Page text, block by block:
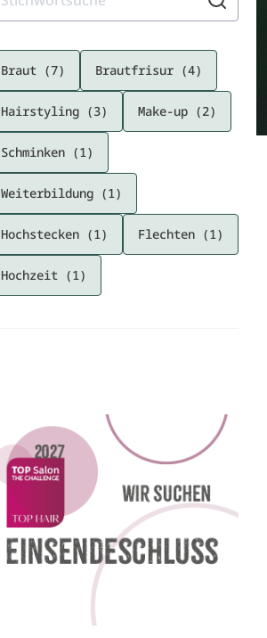
Braut (7) Brautfrisur (4)
Hairstyling (3) Make-up (2)
Schminken (1)
Weiterbildung (1)
Hochstecken (1) Flechten (1)
Hochzeit (1)